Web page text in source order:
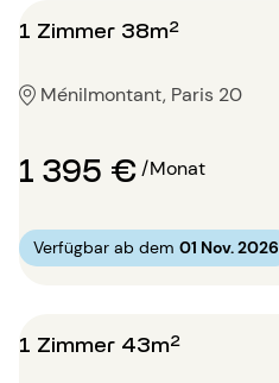
1 Zimmer 38m²
Ménilmontant, Paris 20
1 395 €/Monat
Verfügbar ab dem 01 Nov. 2026
1 Zimmer 43m²